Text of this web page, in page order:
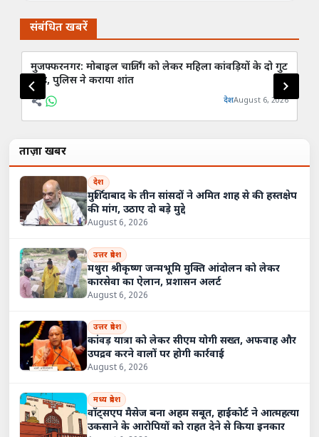
संबंधित खबरें
मुजफ्फरनगर: मोबाइल चार्जिंग को लेकर महिला कांवड़ियों के दो गुट
भिड़े, पुलिस ने कराया शांत
देशAugust 6, 2026
ताज़ा खबरें
देश
मुर्शिदाबाद के तीन सांसदों ने अमित शाह से की हस्तक्षेप
की मांग, उठाए दो बड़े मुद्दे
August 6, 2026
उत्तर प्रदेश
मथुरा श्रीकृष्ण जन्मभूमि मुक्ति आंदोलन को लेकर
कारसेवा का ऐलान, प्रशासन अलर्ट
August 6, 2026
उत्तर प्रदेश
कांवड़ यात्रा को लेकर सीएम योगी सख्त, अफवाह और
उपद्रव करने वालों पर होगी कार्रवाई
August 6, 2026
मध्य प्रदेश
वॉट्सएप मैसेज बना अहम सबूत, हाईकोर्ट ने आत्महत्या
उकसाने के आरोपियों को राहत देने से किया इनकार